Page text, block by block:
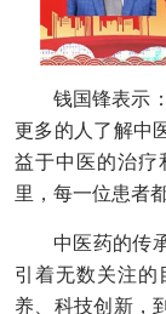
钱国锋表示
更多的人了解中
益于中医的治疗
里，每一位患者
中医药的传
引着无数关注的
养、科技创新，